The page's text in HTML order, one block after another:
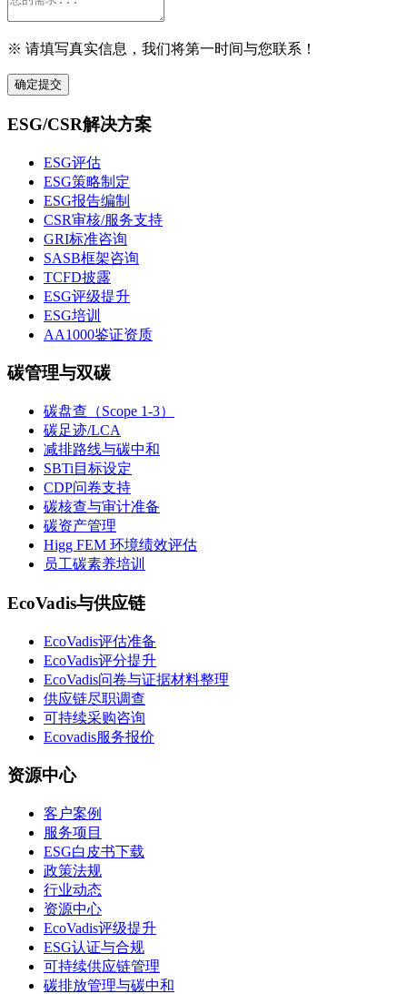
※ 请填写真实信息，我们将第一时间与您联系！
确定提交
ESG/CSR解决方案
ESG评估
ESG策略制定
ESG报告编制
CSR审核/服务支持
GRI标准咨询
SASB框架咨询
TCFD披露
ESG评级提升
ESG培训
AA1000鉴证资质
碳管理与双碳
碳盘查（Scope 1-3）
碳足迹/LCA
减排路线与碳中和
SBTi目标设定
CDP问卷支持
碳核查与审计准备
碳资产管理
Higg FEM 环境绩效评估
员工碳素养培训
EcoVadis与供应链
EcoVadis评估准备
EcoVadis评分提升
EcoVadis问卷与证据材料整理
供应链尽职调查
可持续采购咨询
Ecovadis服务报价
资源中心
客户案例
服务项目
ESG白皮书下载
政策法规
行业动态
资源中心
EcoVadis评级提升
ESG认证与合规
可持续供应链管理
碳排放管理与碳中和